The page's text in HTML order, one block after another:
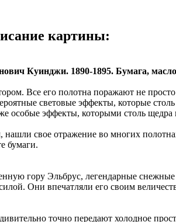
картины:
Куинджи. 1890-1895. Бумага,
Все его полотна поражают не
световые эффекты, которые
особые эффекты, которыми столь щедра
свое отражение во многих
бумаги.
гору Эльбрус, легендарные
Они впечатляли его своим
точно передают холодное